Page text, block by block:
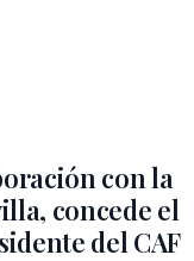
con la
concede el
del CAF